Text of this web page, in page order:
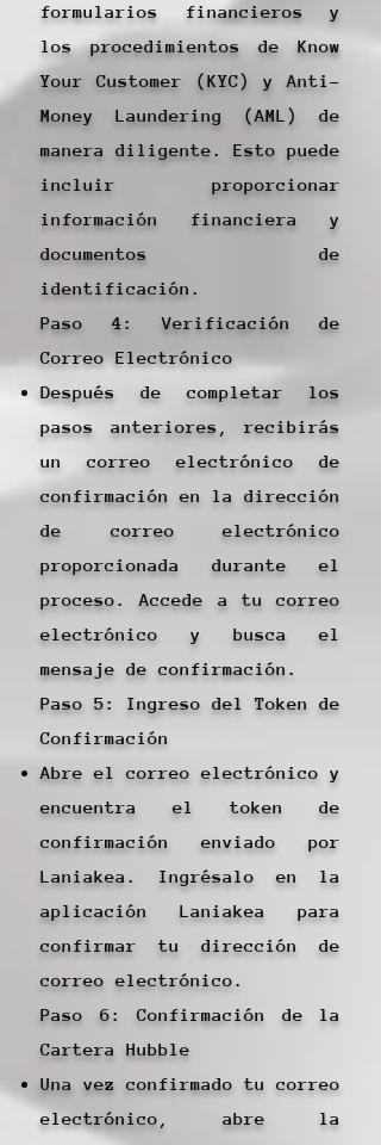
formularios financieros y
los procedimientos de Know
Your Customer (KYC) y Anti-
Money Laundering (AML) de
manera diligente. Esto puede
incluir proporcionar
información financiera y
documentos de
identificación.
Paso 4: Verificación de
Correo Electrónico
Después de completar los
pasos anteriores, recibirás
un correo electrónico de
confirmación en la dirección
de correo electrónico
proporcionada durante el
proceso. Accede a tu correo
electrónico y busca el
mensaje de confirmación.
Paso 5: Ingreso del Token de
Confirmación
Abre el correo electrónico y
encuentra el token de
confirmación enviado por
Laniakea. Ingrésalo en la
aplicación Laniakea para
confirmar tu dirección de
correo electrónico.
Paso 6: Confirmación de la
Cartera Hubble
Una vez confirmado tu correo
electrónico, abre la